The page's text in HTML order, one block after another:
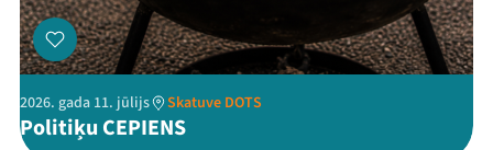
2026. gada 11. jūlijs Skatuve DOTS
Politiķu CEPIENS